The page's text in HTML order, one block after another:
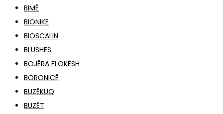
BIMË
BIONIKE
BIOSCALIN
BLUSHES
BOJËRA FLOKËSH
BORONICË
BUZËKUQ
BUZËT